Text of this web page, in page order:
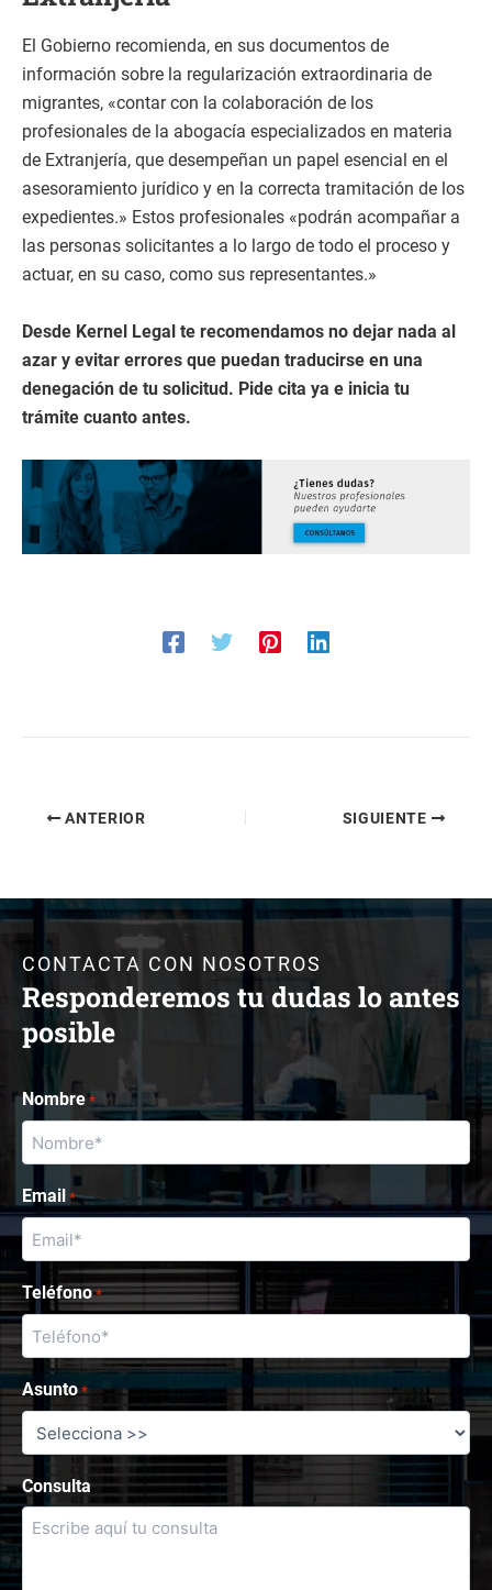
El Gobierno recomienda, en sus documentos de
información sobre la regularización extraordinaria de
migrantes, «contar con la colaboración de los
profesionales de la abogacía especializados en materia
de Extranjería, que desempeñan un papel esencial en el
asesoramiento jurídico y en la correcta tramitación de los
expedientes.» Estos profesionales «podrán acompañar a
las personas solicitantes a lo largo de todo el proceso y
actuar, en su caso, como sus representantes.»
Desde Kernel Legal te recomendamos no dejar nada al
azar y evitar errores que puedan traducirse en una
denegación de tu solicitud. Pide cita ya e inicia tu
trámite cuanto antes.
ANTERIOR SIGUIENTE
CONTACTA CON NOSOTROS
Responderemos tu dudas lo antes
posible
Nombre *
Email *
Teléfono *
Asunto *
Consulta